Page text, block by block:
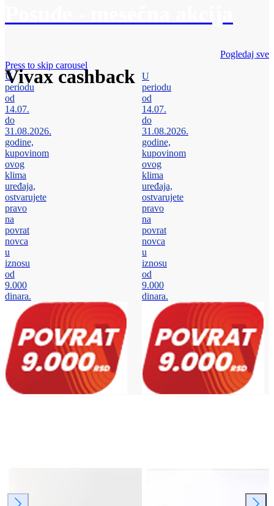
Vivax cashback
Pogledaj sve
Press to skip carousel
U
periodu
od
14.07.
do
31.08.2026.
godine,
kupovinom
ovog
klima
uređaja,
ostvarujete
pravo
na
povrat
novca
u
iznosu
od
9.000
dinara.
U
periodu
od
14.07.
do
31.08.2026.
godine,
kupovinom
ovog
klima
uređaja,
ostvarujete
pravo
na
povrat
novca
u
iznosu
od
9.000
dinara.